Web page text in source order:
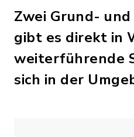
Zwei Grund-
gibt es direkt in
weiterführende
sich in der